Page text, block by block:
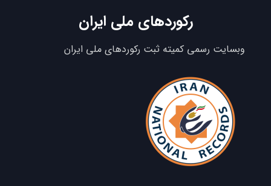
رکوردهای ملی ایران
وبسایت رسمی کمیته ثبت رکوردهای ملی ایران